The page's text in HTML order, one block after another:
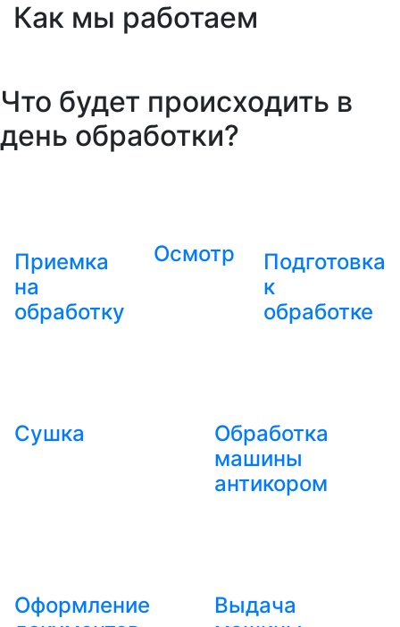
Как мы работаем
Что будет происходить в
день обработки?
Приемка
на
обработку
Осмотр
Подготовка
к
обработке
Сушка
Обработка
машины
антикором
Оформление
Выдача